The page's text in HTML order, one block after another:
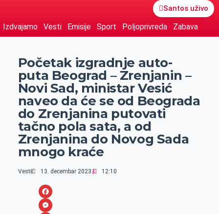
Santos uživo
Izdvajamo Vesti Emisije Sport Poljoprivreda Zabava
Početak izgradnje auto-
puta Beograd – Zrenjanin –
Novi Sad, ministar Vesić
naveo da će se od Beograda
do Zrenjanina putovati
tačno pola sata, a od
Zrenjanina do Novog Sada
mnogo kraće
Vesti 13. decembar 2023. 12:10
F